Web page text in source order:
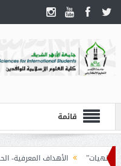
قائمة
الأهداف المعرفية- الحديث